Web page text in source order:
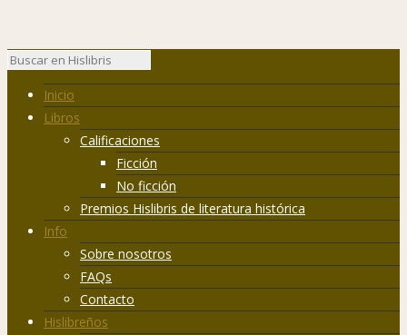
Inicio
Libros
Calificaciones
Ficción
No ficción
Premios Hislibris de literatura histórica
Info
Sobre nosotros
FAQs
Contacto
Hislibreños